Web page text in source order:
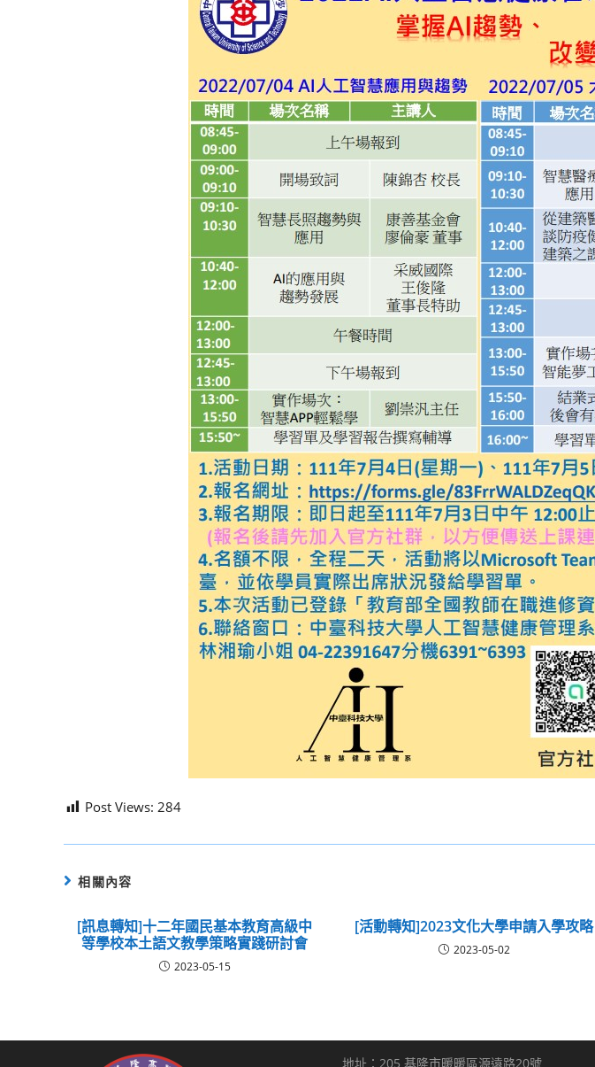
Post Views: 284
相關內容
[訊息轉知]十二年國民基本教育高級中
等學校本土語文教學策略實踐研討會
2023-05-15
[活動轉知]2023文化大學申請入學攻略
2023-05-02
地址：205 基隆市暖暖區源遠路20號